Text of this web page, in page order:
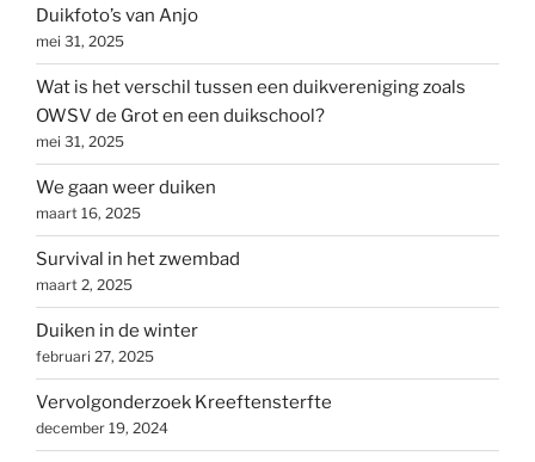
Duikfoto’s van Anjo
mei 31, 2025
Wat is het verschil tussen een duikvereniging zoals
OWSV de Grot en een duikschool?
mei 31, 2025
We gaan weer duiken
maart 16, 2025
Survival in het zwembad
maart 2, 2025
Duiken in de winter
februari 27, 2025
Vervolgonderzoek Kreeftensterfte
december 19, 2024